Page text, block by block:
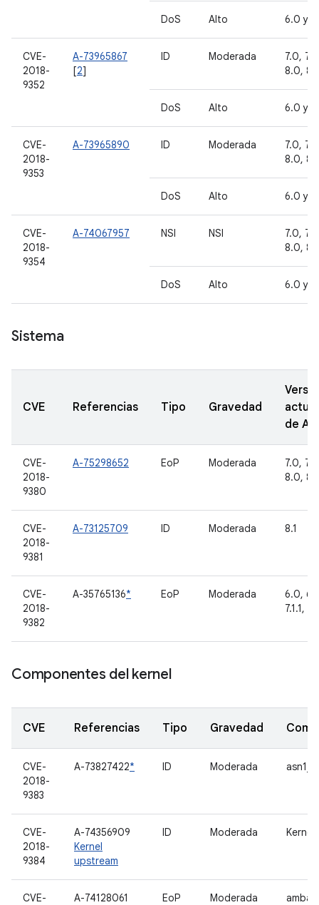
DoS
Alto 6.0 y
CVE-
2018-
9352
A-73965867
[2]
ID Moderada
7.0,
8.0, 8.1
DoS Alto 6.0 y
CVE-
2018-
9353
A-73965890 ID Moderada
7.0,
8.0, 8.1
DoS Alto 6.0 y
CVE-
2018-
9354
A-74067957 NSI NSI
7.0,
8.0, 8.1
DoS Alto 6.0 y
Sistema
CVE Referencias Tipo Gravedad
de
CVE-
2018-
9380
A-75298652 EoP Moderada
7.0,
8.0, 8.1
CVE-
2018-
9381
A-73125709 ID Moderada 8.1
CVE-
2018-
9382
A-35765136* EoP Moderada
6.0,
7.1.1,
Componentes del kernel
CVE Referencias Tipo Gravedad
CVE-
2018-
9383
A-73827422* ID Moderada
CVE-
2018-
9384
A-74356909
Kernel
upstream
ID Moderada Kernel
CVE-
A-74128061
EoP Moderada amba